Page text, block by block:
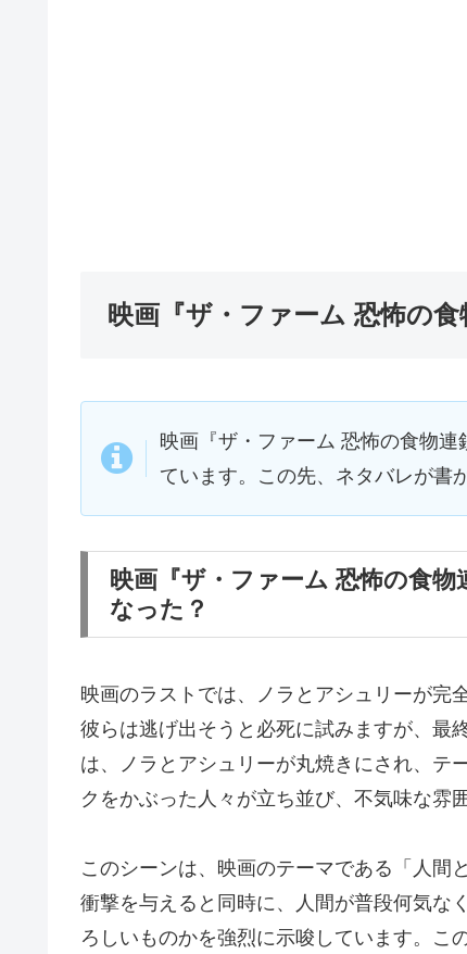
映画『ザ・ファーム 恐怖の食
映画『ザ・ファーム 恐怖の食物
ています。この先、ネタバレが書
映画『ザ・ファーム 恐怖の食
なった？
映画のラストでは、ノラとアシュリーが完
彼らは逃げ出そうと必死に試みますが、最
は、ノラとアシュリーが丸焼きにされ、テ
クをかぶった人々が立ち並び、不気味な雰
このシーンは、映画のテーマである「人間
衝撃を与えると同時に、人間が普段何気な
ろしいものかを強烈に示唆しています。こ